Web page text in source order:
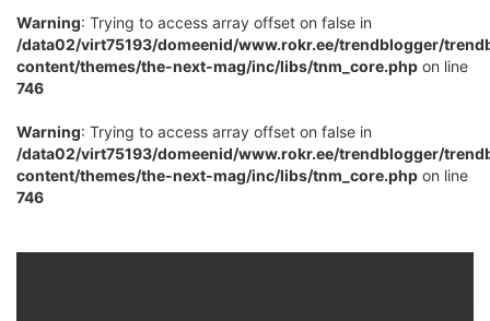
Warning: Trying to access array offset on false in
/data02/virt75193/domeenid/www.rokr.ee/trendblogger/
content/themes/the-next-mag/inc/libs/tnm_core.php on line
746
Warning: Trying to access array offset on false in
/data02/virt75193/domeenid/www.rokr.ee/trendblogger/
content/themes/the-next-mag/inc/libs/tnm_core.php on line
746